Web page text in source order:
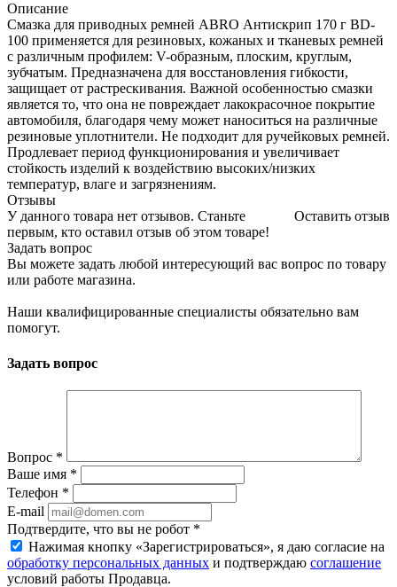
Описание
Смазка для приводных ремней ABRO Антискрип 170 г BD-
100 применяется для резиновых, кожаных и тканевых ремней
с различным профилем: V-образным, плоским, круглым,
зубчатым. Предназначена для восстановления гибкости,
защищает от растрескивания. Важной особенностью смазки
является то, что она не повреждает лакокрасочное покрытие
автомобиля, благодаря чему может наноситься на различные
резиновые уплотнители. Не подходит для ручейковых ремней.
Продлевает период функционирования и увеличивает
стойкость изделий к воздействию высоких/низких
температур, влаге и загрязнениям.
Отзывы
Оставить отзыв
У данного товара нет отзывов. Станьте
первым, кто оставил отзыв об этом товаре!
Задать вопрос
Вы можете задать любой интересующий вас вопрос по товару
или работе магазина.
Наши квалифицированные специалисты обязательно вам
помогут.
Задать вопрос
Вопрос *
Ваше имя *
Телефон *
E-mail
Подтвердите, что вы не робот *
Нажимая кнопку «Зарегистрироваться», я даю согласие на
обработку персональных данных и подтверждаю соглашение
условий работы Продавца.